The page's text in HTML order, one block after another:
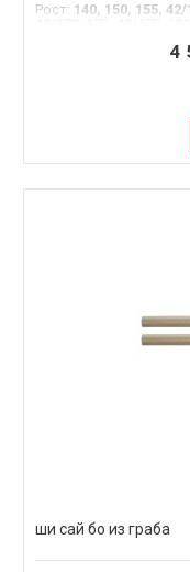
Рост: 140, 150, 155,
4
ши сай бо из граба